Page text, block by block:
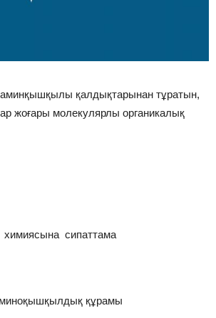
аминқышқылы қалдықтарынан тұратын,
жоғары молекулярлы органикалық
химиясына сипаттама
құрамы